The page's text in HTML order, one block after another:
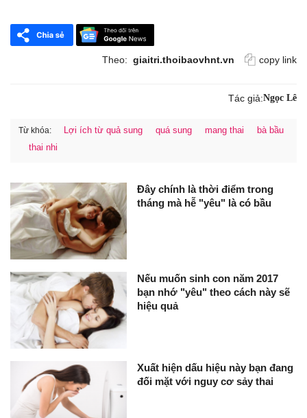
Theo: giaitri.thoibaovhnt.vn copy link
Tác giả:Ngọc Lê
Từ khóa: Lợi ích từ quả sung quá sung mang thai
bà bầu
thai nhi
Đây chính là thời điểm trong
tháng mà hễ "yêu" là có bầu
Nếu muốn sinh con năm 2017
bạn nhớ "yêu" theo cách này sẽ
hiệu quả
Xuất hiện dấu hiệu này bạn đang
đối mặt với nguy cơ sảy thai